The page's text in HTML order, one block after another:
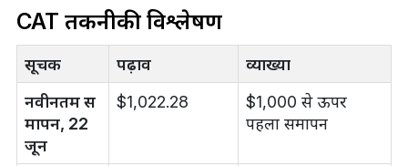
CAT तकनीकी विश्लेषण
सूचक पढ़ाव
व्याख्या
नवीनतम स
मापन, 22
जून
$1,022.28
$1,000 से ऊपर
पहला समापन